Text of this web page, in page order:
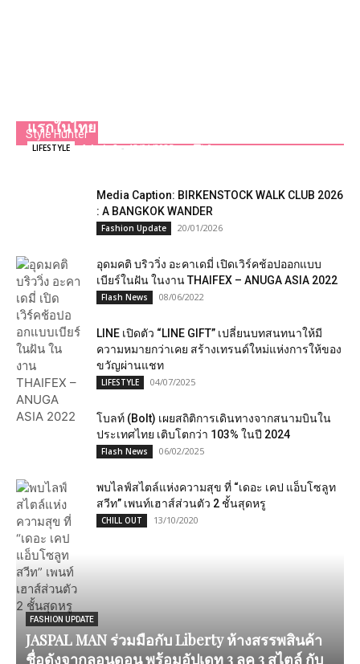
Style Hunter
แรกในไทย
LIFESTYLE Admin2 - 13/01/2025 0
Media Caption: BIRKENSTOCK WALK CLUB 2026
: A BANGKOK WANDER
Fashion Update 20/01/2026
อุดมคติ บริววิ่ง อะคาเดมี่ เปิดเวิร์คช้อปออกแบบ
เบียร์ในฝัน ในงาน THAIFEX – ANUGA ASIA 2022
Flash News 08/06/2022
LINE เปิดตัว “LINE GIFT” เปลี่ยนบทสนทนาให้มี
ความหมายกว่าเคย สร้างเทรนด์ใหม่แห่งการให้ของ
ขวัญผ่านแชท
LIFESTYLE 04/07/2025
โบลท์ (Bolt) เผยสถิติการเดินทางจากสนามบินใน
ประเทศไทย เติบโตกว่า 103% ในปี 2024
Flash News 06/02/2025
พบไลฟ์สไตล์แห่งความสุข ที่ “เดอะ เคป แอ็บโซลูท
สวีท” เพนท์เฮาส์ส่วนตัว 2 ชั้นสุดหรู
CHILL OUT 13/10/2020
FASHION UPDATE
JASPAL MAN ร่วมมือกับ Liberty ห้างสรรพสินค้า
ชื่อดังจากลอนดอน พร้อมอัปเดท 3 ลุค 3 สไตล์ กับ